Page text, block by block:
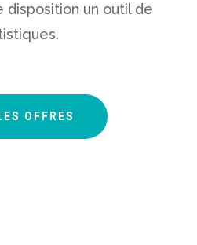
disposition un outil de
OFFRES